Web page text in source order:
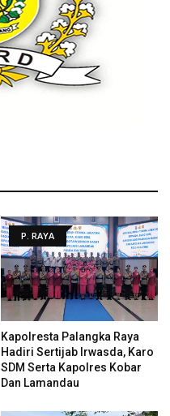
P. RAYA
Kapolresta Palangka Raya
Hadiri Sertijab Irwasda, Karo
SDM Serta Kapolres Kobar
Dan Lamandau